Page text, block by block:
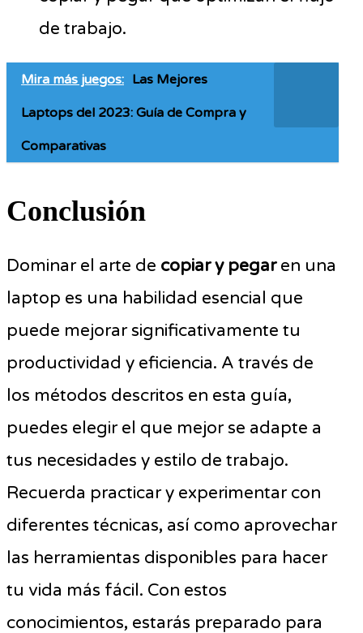
de trabajo.
Mira más juegos: Las Mejores
Laptops del 2023: Guía de Compra y
Comparativas
Conclusión
Dominar el arte de copiar y pegaren una
laptop es una habilidad esencial que
puede mejorar significativamente tu
productividad y eficiencia. A través de
los métodos descritos en esta guía,
puedes elegir el que mejor se adapte a
tus necesidades y estilo de trabajo.
Recuerda practicar y experimentar con
diferentes técnicas, así como aprovechar
las herramientas disponibles para hacer
tu vida más fácil. Con estos
conocimientos, estarás preparado para